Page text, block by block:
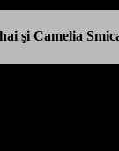
şi Camelia